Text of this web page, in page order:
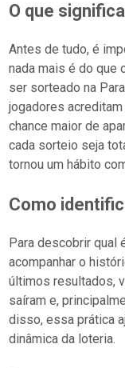
O que
Antes de tudo, é
nada mais é do que
ser sorteado na
jogadores
chance maior de
cada sorteio seja
tornou um hábito
Como
Para descobrir qual
acompanhar o
últimos resultados,
saíram e,
disso, essa prática
dinâmica da loteria.